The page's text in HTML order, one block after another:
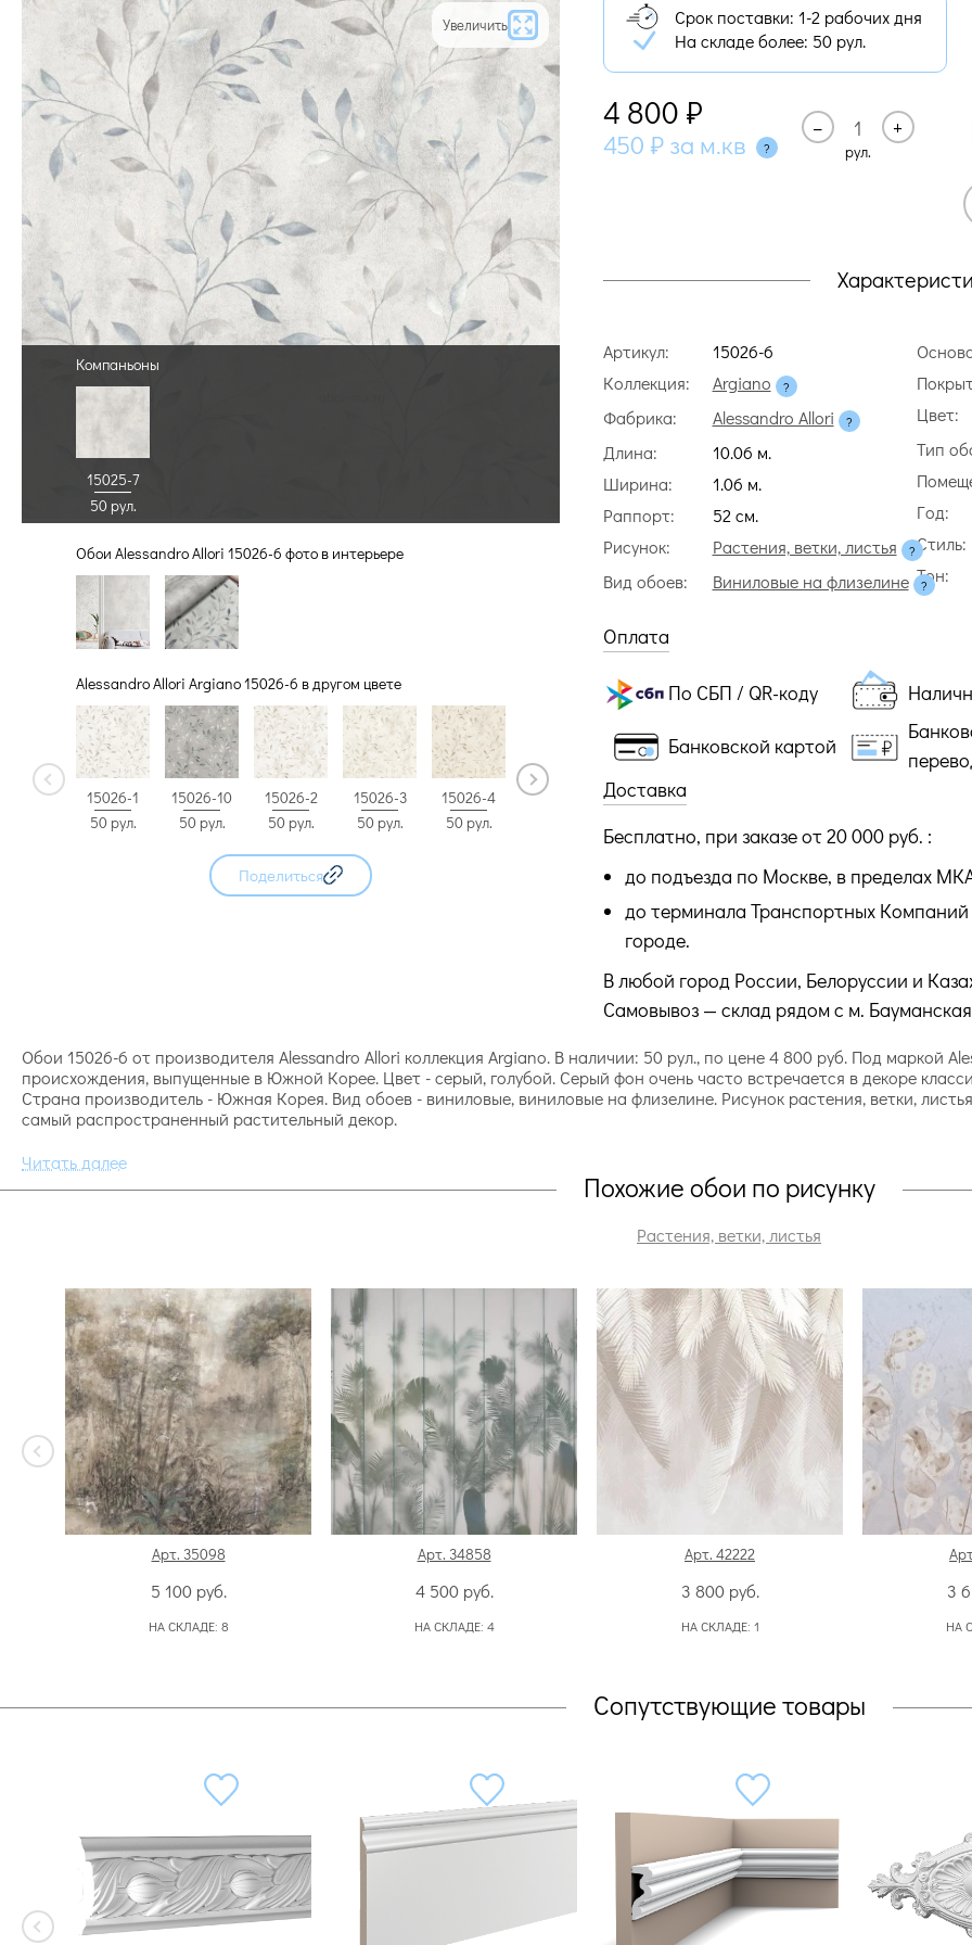
Увеличить
Компаньоны
15025-7
50 рул.
Обои Alessandro Allori 15026-6 фото в интерьере
Alessandro Allori Argiano 15026-6 в другом цвете
15026-1
50 рул.
15026-10
50 рул.
15026-2
50 рул.
15026-3
50 рул.
15026-4
50 рул.
15026-5
15026-7
Поделиться
Срок поставки: 1-2 рабочих дня
На складе более: 50 рул.
4 800 ₽
450 ₽ за м.кв
–
рул.
+
Артикул:
15026-6
Коллекция:
Argiano
Фабрика:
Alessandro Allori
Длина:
10.06 м.
Ширина:
1.06 м.
Раппорт:
52 cм.
Рисунок:
Растения, ветки, листья
Вид обоев:
Виниловые на флизелине
Цвет:
Тип
Год:
Стиль:
Тон:
Оплата
По СБП / QR-коду
Банковской картой
Доставка
Бесплатно, при заказе от 20 000 руб. :
до подъезда по Москве, в пределах
до терминала Транспортных
городе.
В любой город России, Белоруссии и
Самовывоз — склад рядом с м.
Обои 15026-6 от производителя Alessandro Allori коллекция Argiano. В наличии: 50 рул., по цене 4 800 руб. Под маркой
происхождения, выпущенные в Южной Корее. Цвет - серый, голубой. Серый фон очень часто встречается в декоре
Страна производитель - Южная Корея. Вид обоев - виниловые, виниловые на флизелине. Рисунок растения, ветки,
самый распространенный растительный декор.
Похожие обои по рисунку
Растения, ветки, листья
Арт. 35098
5 100 руб.
НА СКЛАДЕ: 8
Арт. 34858
4 500 руб.
НА СКЛАДЕ: 4
Арт. 42222
3 800 руб.
НА СКЛАДЕ: 1
3
НА
Сопутствующие товары